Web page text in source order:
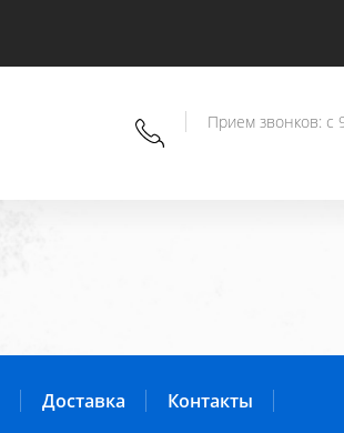
Прием звонков: с
Доставка Контакты